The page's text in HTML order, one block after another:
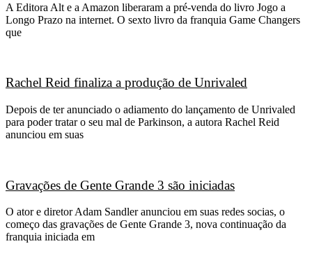
A Editora Alt e a Amazon liberaram a pré-venda do livro Jogo a
Longo Prazo na internet. O sexto livro da franquia Game Changers
que
Rachel Reid finaliza a produção de Unrivaled
Depois de ter anunciado o adiamento do lançamento de Unrivaled
para poder tratar o seu mal de Parkinson, a autora Rachel Reid
anunciou em suas
Gravações de Gente Grande 3 são iniciadas
O ator e diretor Adam Sandler anunciou em suas redes socias, o
começo das gravações de Gente Grande 3, nova continuação da
franquia iniciada em